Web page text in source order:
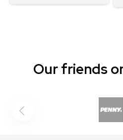
Our friends